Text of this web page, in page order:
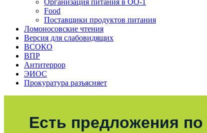
Food
Поставщики продуктов питания
Ломоносовские чтения
Версия для слабовидящих
ВСОКО
ВПР
Антитеррор
ЭИОС
Прокуратура разъясняет
Есть предложения по